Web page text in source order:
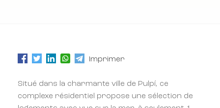
Imprimer
Situé dans la charmante ville de Pulpí, ce
complexe résidentiel propose une sélection de